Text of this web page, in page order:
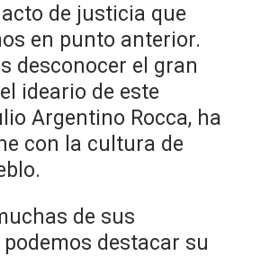
de justicia que
en punto anterior.
desconocer el gran
ideario de este
Argentino Rocca, ha
con la cultura de
de sus
destacar su